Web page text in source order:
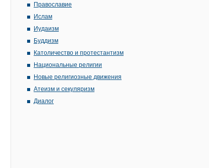
Православие
Ислам
Иудаизм
Буддизм
Католичество и протестантизм
Национальные религии
Новые религиозные движения
Атеизм и секуляризм
Диалог